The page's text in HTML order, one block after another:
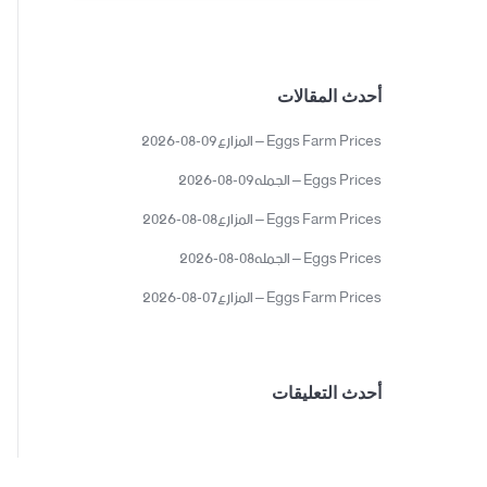
أحدث المقالات
Eggs Farm Prices – المزارع09-08-2026
Eggs Prices – الجمله09-08-2026
Eggs Farm Prices – المزارع08-08-2026
Eggs Prices – الجمله08-08-2026
Eggs Farm Prices – المزارع07-08-2026
أحدث التعليقات